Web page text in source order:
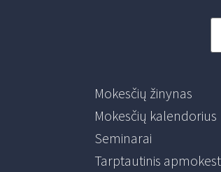
Mokesčių žinynas
Mokesčių kalendorius
Seminarai
Tarptautinis